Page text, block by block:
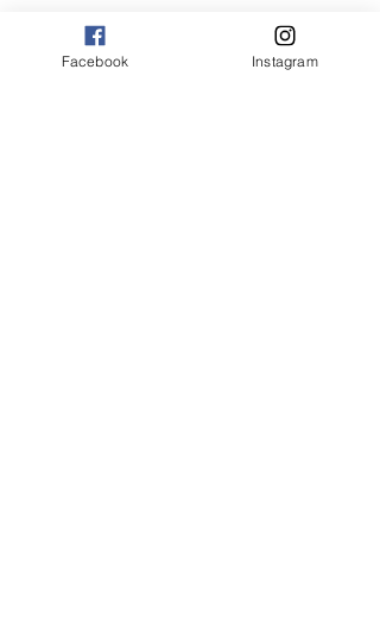
Facebook Instagram